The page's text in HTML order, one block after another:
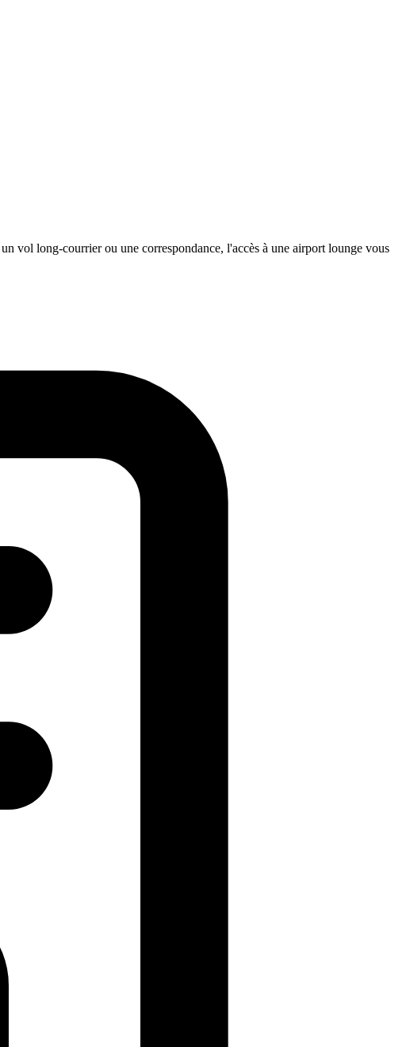
vol long-courrier ou une correspondance, l'accès à une airport lounge vous